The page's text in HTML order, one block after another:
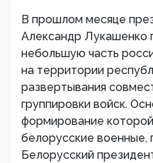
В прошлом месяце
Александр Лукашенко
небольшую часть
на территории
развертывания
группировки войск.
формирование
белорусские военные,
Белорусский